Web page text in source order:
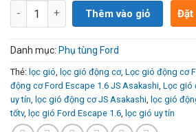
Số lượng
Thêm vào giỏ Đặt
Danh mục: Phụ tùng Ford
Thẻ: lọc gió, lọc gió động cơ, Lọc gió động cơ
động cơ Ford Escape 1.6 JS Asakashi, Lọc gió
uy tín, lọc gió động cơ JS Asakashi, lọc gió
tốtv, lọc gió Ford Escape 1.6, lọc gió uy tín